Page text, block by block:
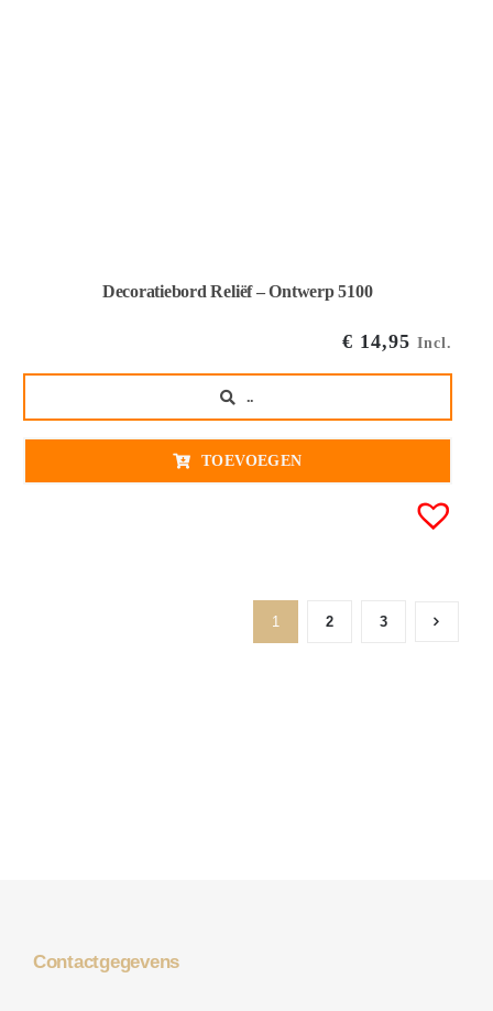
Decoratiebord Reliëf – Ontwerp 5100
€ 14,95 Incl.
..
TOEVOEGEN
1 2 3
Contactgegevens